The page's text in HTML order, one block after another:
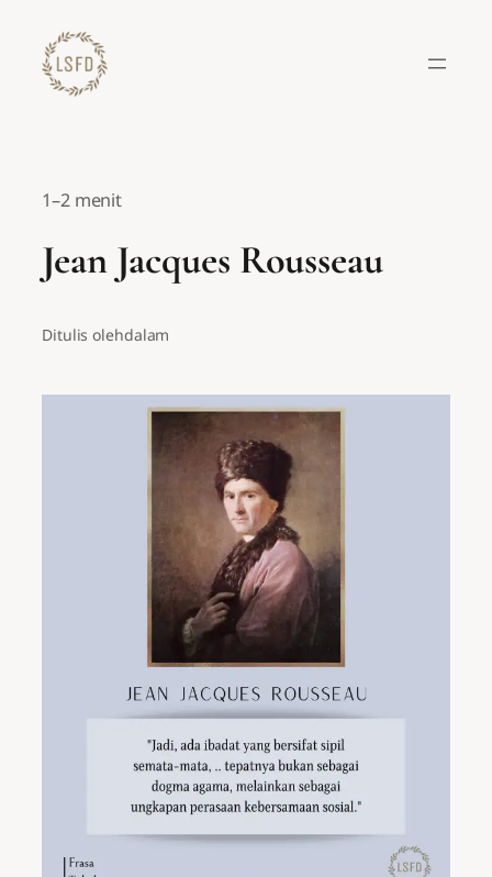
konten
1–2 menit
Jean Jacques Rousseau
Ditulis olehdalam